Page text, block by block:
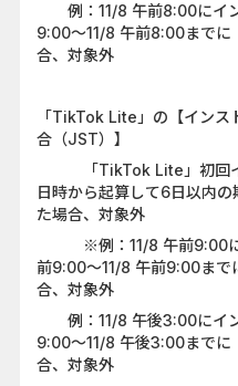
例：11/8 午前8:00にイン
9:00～11/8 午前8:00まで
合、対象外
「TikTok Lite」の【イン
合（JST）】
「TikTok Lite」初回イ
日時から起算して6日以内
た場合、対象外
※例：11/8 午前9:00に
前9:00～11/8 午前9:00ま
合、対象外
例：11/8 午後3:00にイン
9:00～11/8 午後3:00まで
合、対象外